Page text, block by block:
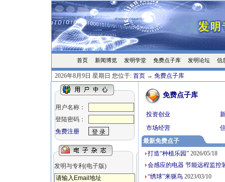
首页 新闻博览 发明学堂 免费点子库 发明论坛 信
2026年8月9日 星期日 您位于: 首页 → 免费点子库
用户名称：
登陆密码：
免费注册
发明与专利(电子版)
免费点子库
投资创业
市场经营
最新免费点子
打造“种植乐园” 2026/05/18
会感应的电器 节能远程监控
“绣球”来驱鸟 2023/03/10